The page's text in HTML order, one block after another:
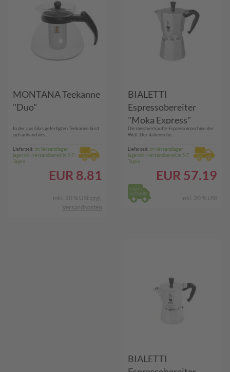
MONTANA Teekanne
"Duo"
In der aus Glas gefertigten Teekanne lässt
sich anhand des...
Lieferzeit: Im Versandlager
lagernd - versandbereit in 5-7
Tagen
EUR 8.81
inkl. 20 % USt zzgl.
Versandkosten
BIALETTI
Espressobereiter
"Moka Express"
Die meistverkaufte Espressomaschine der
Welt. Der italienische...
Lieferzeit: Im Versandlager
lagernd - versandbereit in 5-7
Tagen
EUR 57.19
inkl. 20 % USt
BIALETTI